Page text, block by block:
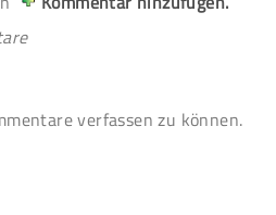
verfassen zu können.